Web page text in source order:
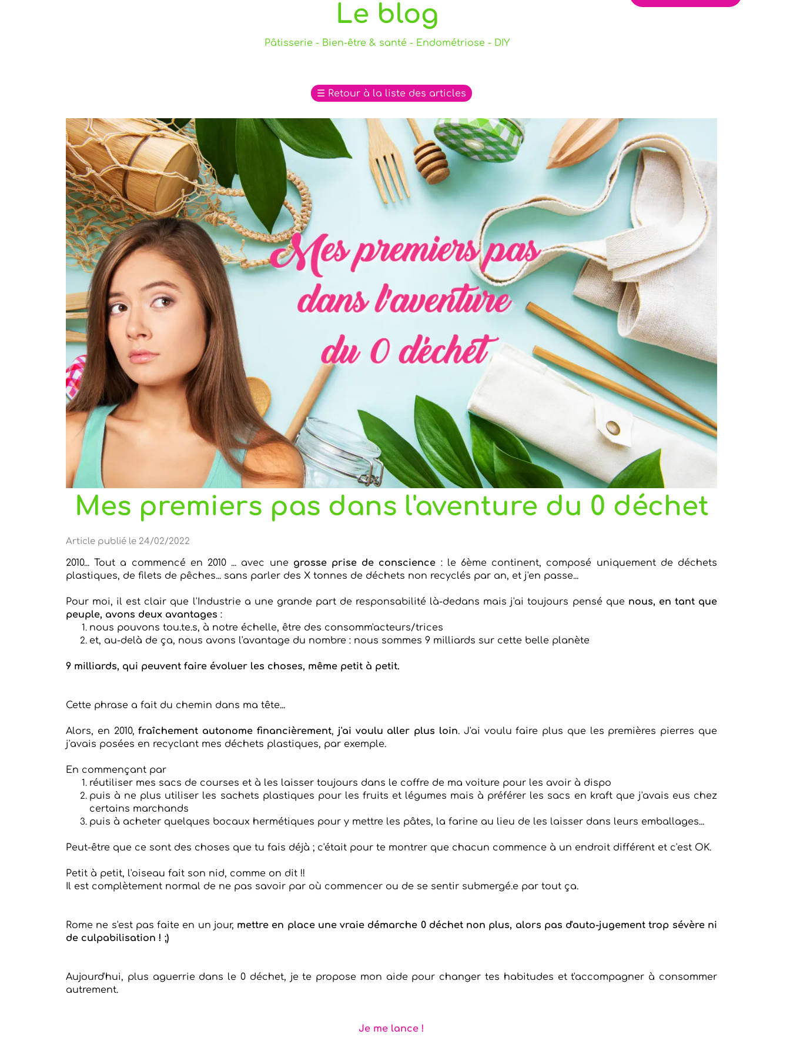
Le blog
Pâtisserie - Bien-être & santé - Endométriose - DIY
☰ Retour à la liste des articles
Mes premiers pas dans l'aventure du 0 déchet
Article publié le 24/02/2022
2010... Tout a commencé en 2010 ... avec une grosse prise de conscience : le 6ème continent, composé uniquement de déchets
plastiques, de filets de pêches... sans parler des X tonnes de déchets non recyclés par an, et j'en passe...
Pour moi, il est clair que l'Industrie a une grande part de responsabilité là-dedans mais j'ai toujours pensé que nous, en tant que
peuple, avons deux avantages :
nous pouvons tou.te.s, à notre échelle, être des consomm'acteurs/trices
et, au-delà de ça, nous avons l'avantage du nombre : nous sommes 9 milliards sur cette belle planète
9 milliards, qui peuvent faire évoluer les choses, même petit à petit.
Cette phrase a fait du chemin dans ma tête...
Alors, en 2010,fraîchement autonome financièrement, j'ai voulu aller plus loin. J'ai voulu faire plus que les premières pierres que
j'avais posées en recyclant mes déchets plastiques, par exemple.
En commençant par
réutiliser mes sacs de courses et à les laisser toujours dans le coffre de ma voiture pour les avoir à dispo
puis à ne plus utiliser les sachets plastiques pour les fruits et légumes mais à préférer les sacs en kraft que j'avais eus chez
certains marchands
puis à acheter quelques bocaux hermétiques pour y mettre les pâtes, la farine au lieu de les laisser dans leurs emballages...
Peut-être que ce sont des choses que tu fais déjà ; c'était pour te montrer que chacun commence à un endroit différent et c'est OK.
Petit à petit, l'oiseau fait son nid, comme on dit !!
Il est complètement normal de ne pas savoir par où commencer ou de se sentir submergé.e par tout ça.
Rome ne s'est pas faite en un jour, mettre en place une vraie démarche 0 déchet non plus, alors pas d'auto-jugement trop sévère ni
de culpabilisation ! ;)
Aujourd'hui, plus aguerrie dans le 0 déchet, je te propose mon aide pour changer tes habitudes et t'accompagner à consommer
autrement.
Je me lance !